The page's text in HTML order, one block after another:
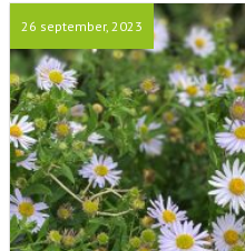
26 september, 2023